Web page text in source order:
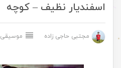
اسفندیار نظیف – کوچه
مجتبی حاجی زاده موسیقی